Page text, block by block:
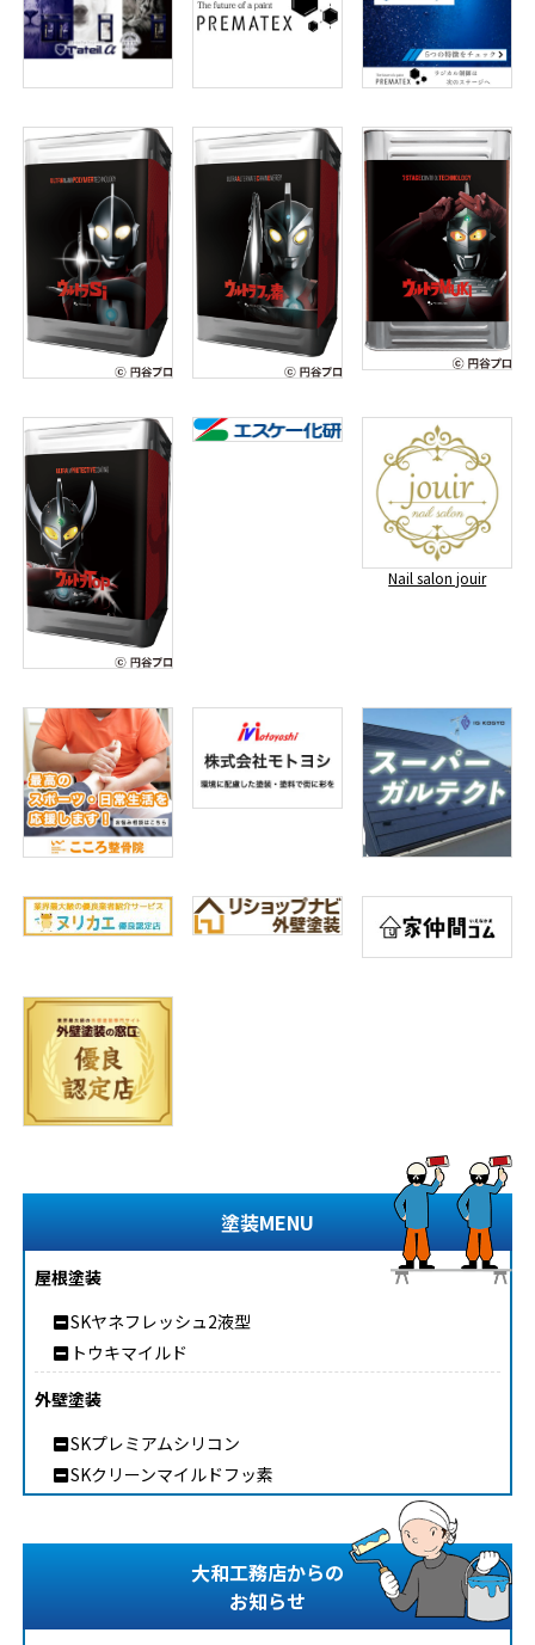
Nail salon jouir
塗装MENU
屋根塗装
SKヤネフレッシュ2液型
トウキマイルド
外壁塗装
SKプレミアムシリコン
SKクリーンマイルドフッ素
大和工務店からの
お知らせ